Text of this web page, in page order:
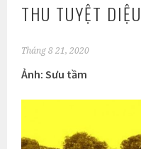
THU TUYỆT DIỆU
Tháng 8 21, 2020
Ảnh: Sưu tầm